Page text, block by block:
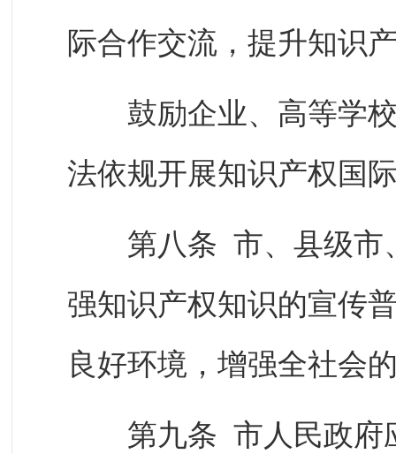
际合作交流，提升知识
鼓励企业、高等学校
法依规开展知识产权国
第八条 市、县级市
强知识产权知识的宣传
良好环境，增强全社会
第九条 市人民政府